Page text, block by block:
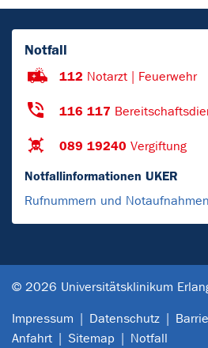
Notfall
112 Notarzt | Feuerwehr
116 117
089 19240 Vergiftung
Notfallinformationen UKER
Rufnummern und Notaufnahmen
© 2026 Universitätsklinikum
Impressum Datenschutz
Anfahrt
Sitemap Notfall